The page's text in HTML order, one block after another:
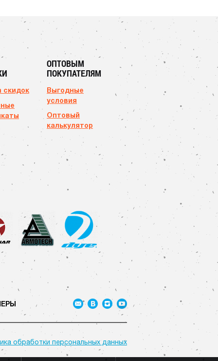
скидок
ОПТОВЫМ
ПОКУПАТЕЛЯМ
Выгодные
условия
Оптовый
калькулятор
обработки персональных данных